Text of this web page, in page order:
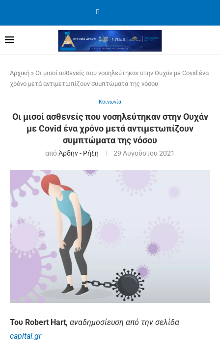
Αρχική » Οι μισοί ασθενείς που νοσηλεύτηκαν στην Ουχάν με Covid ένα
χρόνο μετά αντιμετωπίζουν συμπτώματα της νόσου
Κοινωνία
Οι μισοί ασθενείς που νοσηλεύτηκαν στην Ουχάν
με Covid ένα χρόνο μετά αντιμετωπίζουν
συμπτώματα της νόσου
απόΆρδην - Ρήξη 29 Αυγούστου 2021
Του Robert Hart, αναδημοσίευση από την σελίδα
capital.gr